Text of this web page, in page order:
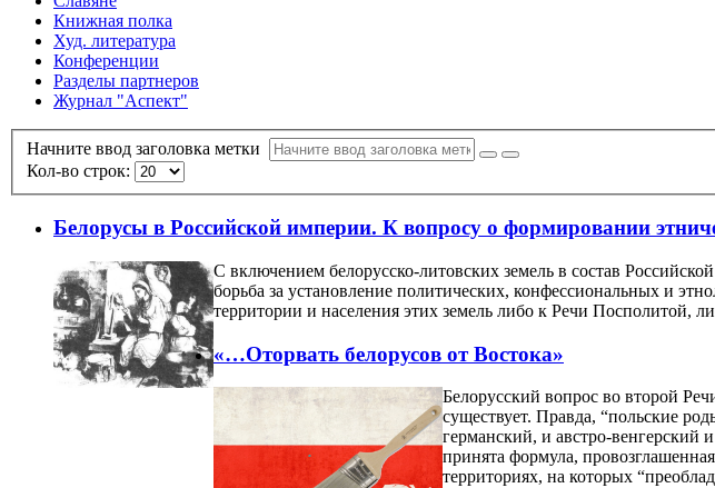
Книжная полка
Худ. литература
Конференции
Разделы партнеров
Журнал "Аспект"
Начните ввод заголовка метки
Кол-во строк:
Белорусы в Российской империи. К вопросу о формировании
С включением белорусско-литовских земель в состав
борьба за установление политических, конфессиональных и
территории и населения этих земель либо к Речи Посполитой,
«…Оторвать белорусов от Востока»
Белорусский вопрос во второй
существует. Правда, “польские
германский, и австро-венгерский
принята формула,
территориях, на которых